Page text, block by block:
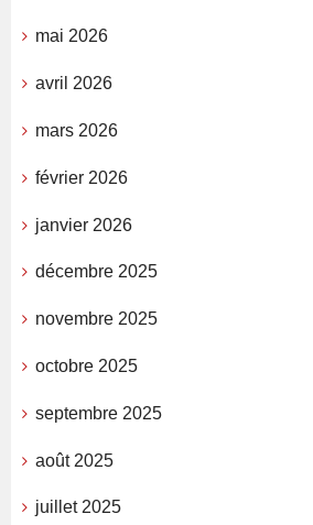
mai 2026
avril 2026
mars 2026
février 2026
janvier 2026
décembre 2025
novembre 2025
octobre 2025
septembre 2025
août 2025
juillet 2025